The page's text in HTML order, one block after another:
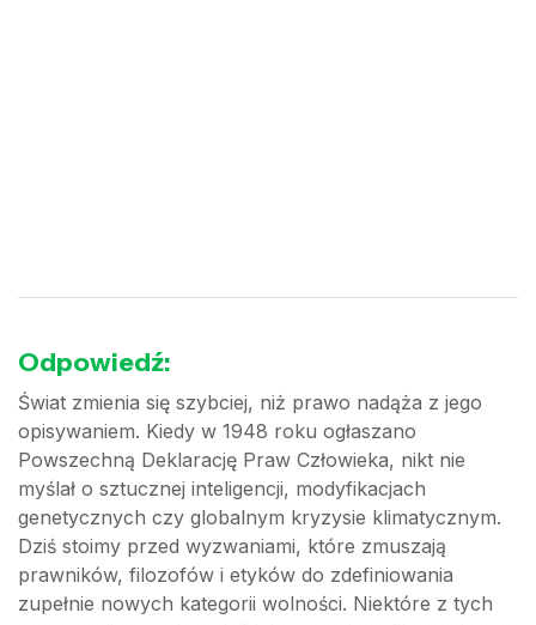
Odpowiedź:
Świat zmienia się szybciej, niż prawo nadąża z jego
opisywaniem. Kiedy w 1948 roku ogłaszano
Powszechną Deklarację Praw Człowieka, nikt nie
myślał o sztucznej inteligencji, modyfikacjach
genetycznych czy globalnym kryzysie klimatycznym.
Dziś stoimy przed wyzwaniami, które zmuszają
prawników, filozofów i etyków do zdefiniowania
zupełnie nowych kategorii wolności. Niektóre z tych